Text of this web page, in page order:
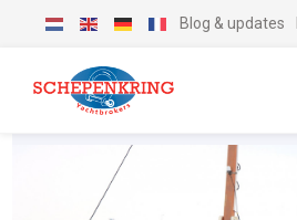
Blog & updates